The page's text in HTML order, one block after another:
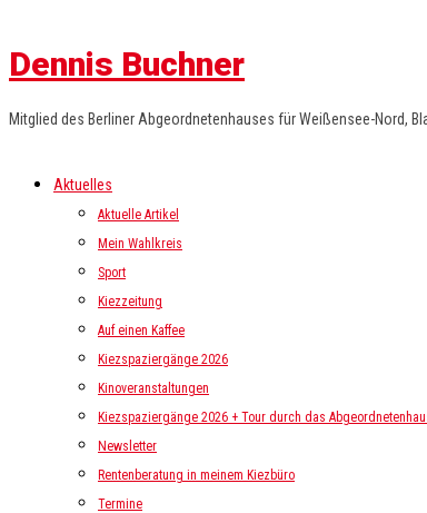
Dennis Buchner
Mitglied des Berliner Abgeordnetenhauses für Weißensee-Nord,
Aktuelles
Aktuelle Artikel
Mein Wahlkreis
Sport
Kiezzeitung
Auf einen Kaffee
Kiezspaziergänge 2026
Kinoveranstaltungen
Kiezspaziergänge 2026 + Tour durch das
Newsletter
Rentenberatung in meinem Kiezbüro
Termine